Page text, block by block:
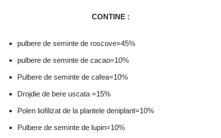
CONTINE :
pulbere de seminte de roscove=45%
pulbere de seminte de cacao=10%
Pulbere de seminte de cafea=10%
Drojdie de bere uscata =15%
Polen liofilizat de la plantele deniplant=10%
Pulbere de seminte de lupin=10%